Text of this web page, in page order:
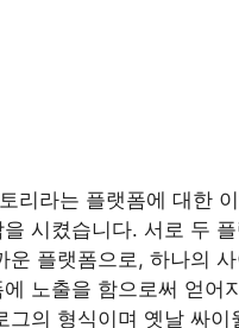
리라는 플랫폼에 대한
시켰습니다. 서로 두
플랫폼으로, 하나의
노출을 함으로써 얻어
의 형식이며 옛날 싸